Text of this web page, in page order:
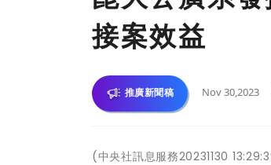
接案效益
推廣新聞稿 Nov 30,2023
(中央社訊息服務20231130